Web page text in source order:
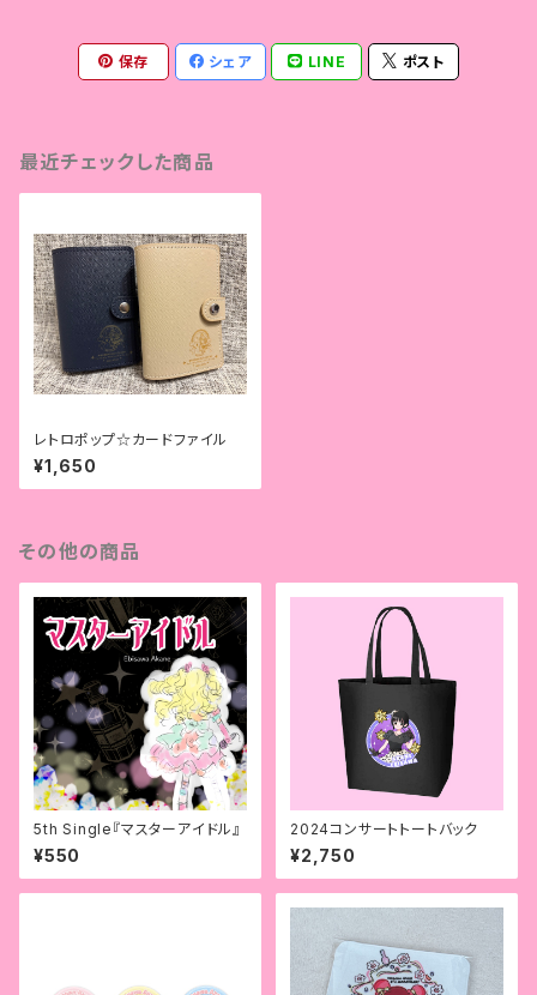
保存 シェア LINE ポスト
最近チェックした商品
レトロポップ☆カードファイル
¥1,650
その他の商品
5th Single『マスターアイドル』
¥550
2024コンサートトートバック
¥2,750